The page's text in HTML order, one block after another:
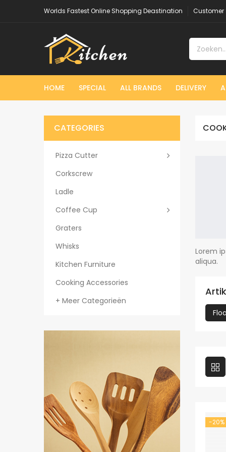
Worlds Fastest Online Shopping Deastination Customer
HOME SPECIAL ALL BRANDS DELIVERY
CATEGORIES
Pizza Cutter
Corkscrew
Ladle
Coffee Cup
Graters
Whisks
Kitchen Furniture
Cooking Accessories
+ Meer Categorieën
Lorem
aliqua.
-20%